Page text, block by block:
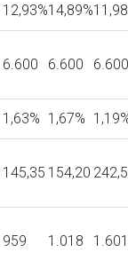
12,93%14,89%
6.600 6.600
1,63% 1,67%
145,35 154,20
959 1.018